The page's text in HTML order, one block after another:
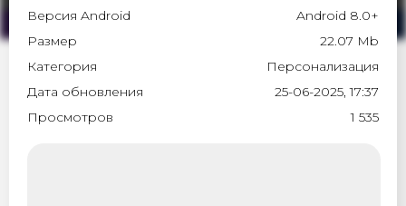
Версия Android
Android 8.0+
Размер
22.07 Mb
Категория
Персонализация
Дата обновления
25-06-2025, 17:37
Просмотров
1 535